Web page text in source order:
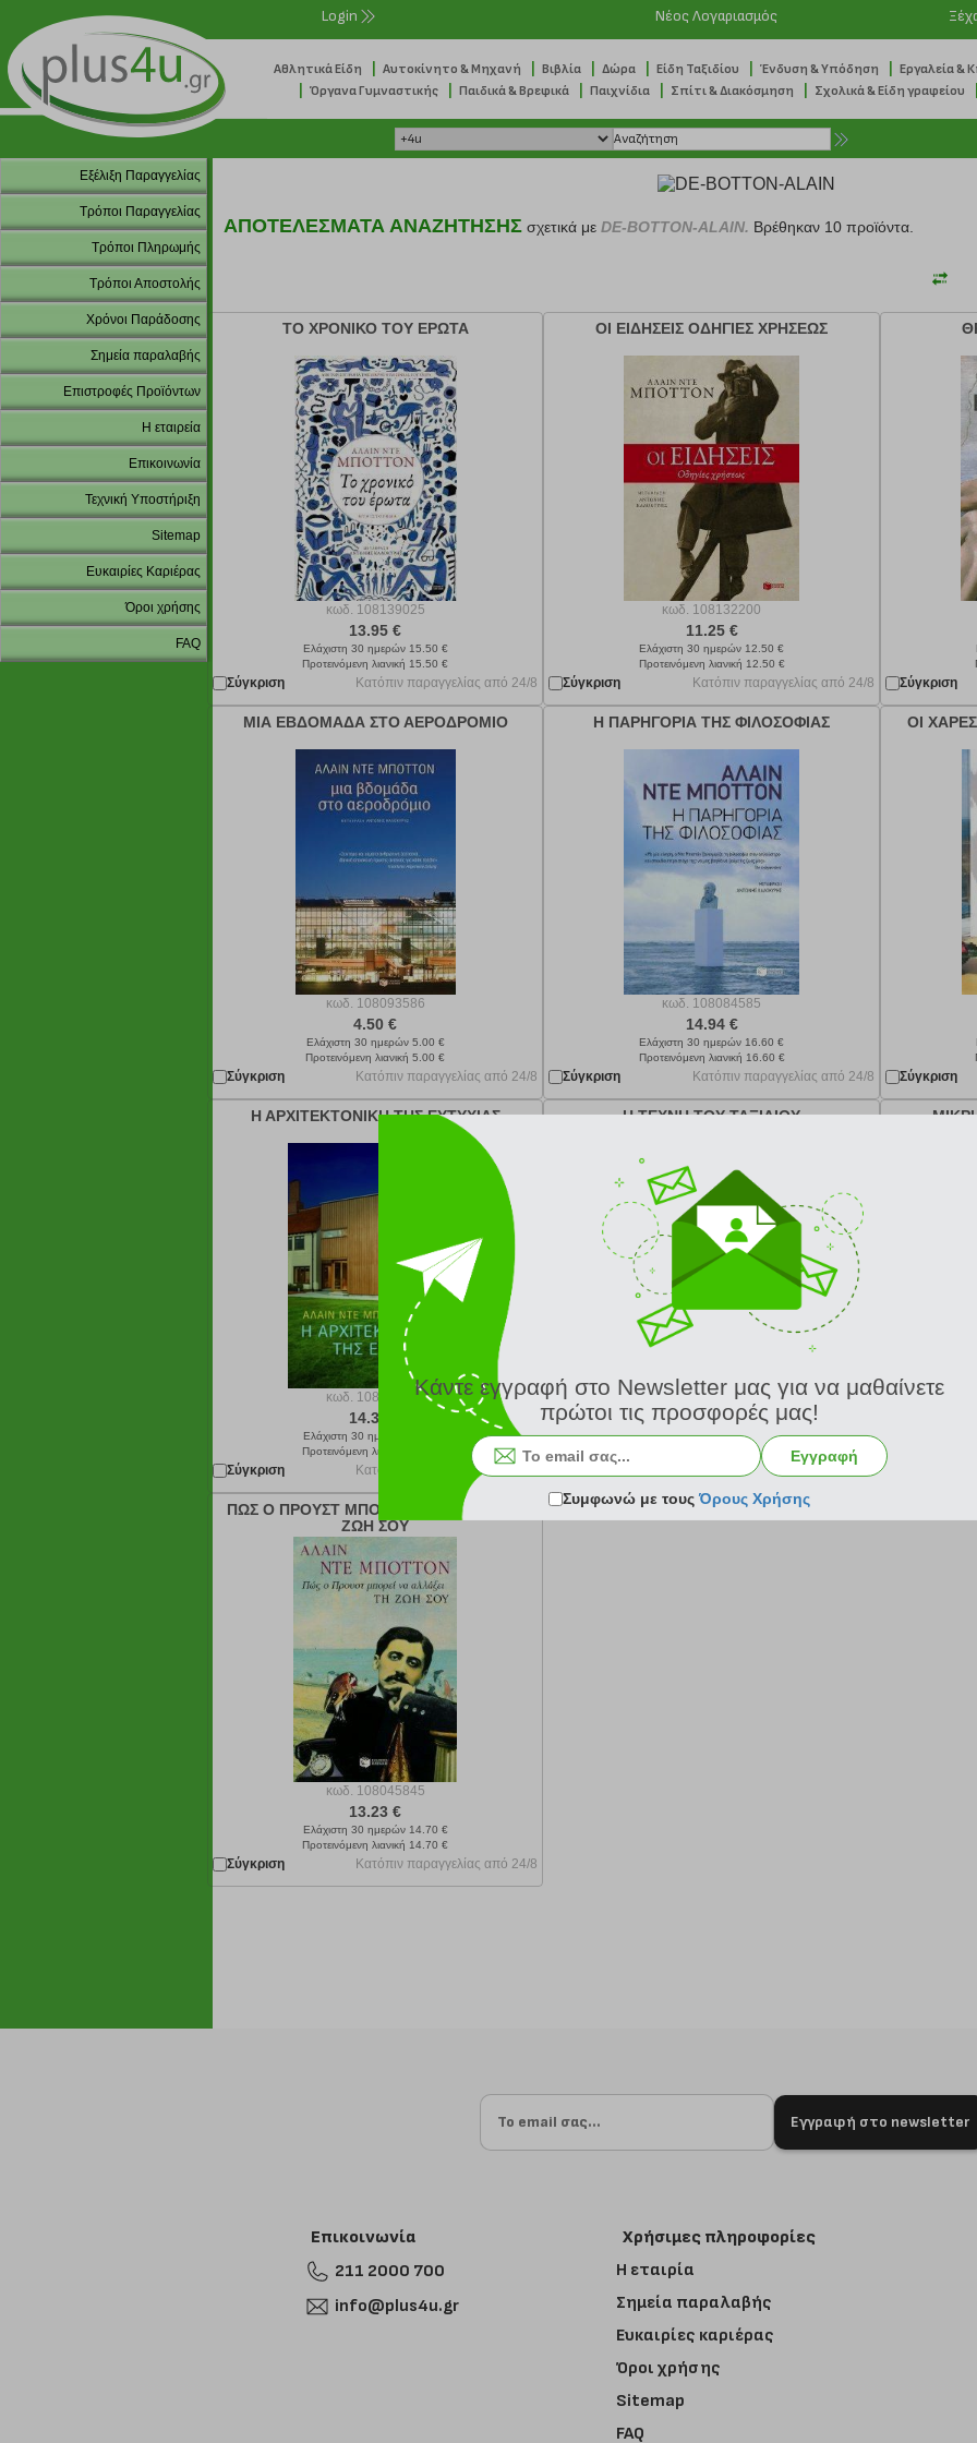
Login Νέος Λογαριασμός
Αθλητικά Είδη Αυτοκίνητο & Μηχανή Βιβλία Δώρα Είδη Ταξιδίου Ένδυση & Υπόδηση Εργαλεία &
Όργανα Γυμναστικής Παιδικά & Βρεφικά Παιχνίδια Σπίτι & Διακόσμηση Σχολικά & Είδη γραφείου
Εξέλιξη Παραγγελίας
Τρόποι Παραγγελίας
Τρόποι Πληρωμής
Τρόποι Αποστολής
Χρόνοι Παράδοσης
Σημεία παραλαβής
Επιστροφές Προϊόντων
Η εταιρεία
Επικοινωνία
Τεχνική Υποστήριξη
Sitemap
Ευκαιρίες Καριέρας
Όροι χρήσης
FAQ
ΑΠΟΤΕΛΕΣΜΑΤΑ ΑΝΑΖΗΤΗΣΗΣ σχετικά με DE-BOTTON-ALAIN. Βρέθηκαν 10 προϊόντα.
ΤΟ ΧΡΟΝΙΚΟ ΤΟΥ ΕΡΩΤΑ
κωδ. 108139025
13.95 €
Ελάχιστη 30 ημερών 15.50 €
Προτεινόμενη λιανική 15.50 €
Σύγκριση Κατόπιν παραγγελίας από 24/8
ΟΙ ΕΙΔΗΣΕΙΣ ΟΔΗΓΙΕΣ ΧΡΗΣΕΩΣ
κωδ. 108132200
11.25 €
Ελάχιστη 30 ημερών 12.50 €
Προτεινόμενη λιανική 12.50 €
Σύγκριση Κατόπιν παραγγελίας από 24/8 Σύγκριση
ΜΙΑ ΕΒΔΟΜΑΔΑ ΣΤΟ ΑΕΡΟΔΡΟΜΙΟ
κωδ. 108093586
4.50 €
Ελάχιστη 30 ημερών 5.00 €
Προτεινόμενη λιανική 5.00 €
Σύγκριση Κατόπιν παραγγελίας από 24/8
Η ΠΑΡΗΓΟΡΙΑ ΤΗΣ ΦΙΛΟΣΟΦΙΑΣ
κωδ. 108084585
14.94 €
Ελάχιστη 30 ημερών 16.60 €
Προτεινόμενη λιανική 16.60 €
Σύγκριση Κατόπιν παραγγελίας από 24/8
ΟΙ
Σύγκριση
Η ΑΡΧΙΤΕΚΤΟΝΙΚΗ ΤΗΣ ΕΥΤΥΧΙΑΣ
κωδ. 108010720
14.31 €
Ελάχιστη 30 ημερών 15.90 €
Προτεινόμενη λιανική 15.90 €
Σύγκριση Κατόπιν παραγγελίας από 24/8
Η ΤΕΧΝΗ ΤΟΥ ΤΑΞΙΔΙΟΥ
κωδ.108006529
13.75 €
Ελάχιστη 30 ημερών 15.28 €
Προτεινόμενη λιανική 15.28 €
Κατόπιν παραγγελίας από 24/8
ΠΩΣ Ο ΠΡΟΥΣΤ ΜΠΟΡΕΙ ΝΑ ΑΛΛΑΞΕΙ ΤΗ
ΖΩΗ ΣΟΥ
κωδ. 108045845
13.23 €
Ελάχιστη 30 ημερών 14.70 €
Προτεινόμενη λιανική 14.70 €
Σύγκριση Κατόπιν παραγγελίας από 24/8
Εγγραφή στο newsletter
Επικοινωνία
211 2000 700
info@plus4u.gr
Χρήσιμες πληροφορίες
Η εταιρία
Σημεία παραλαβής
Ευκαιρίες καριέρας
Όροι χρήσης
Sitemap
FAQ
Κάντε εγγραφή στο Newsletter μας για να μαθαίνετε
πρώτοι τις προσφορές μας!
Εγγραφή
Συμφωνώ με τουςΌρους Χρήσης